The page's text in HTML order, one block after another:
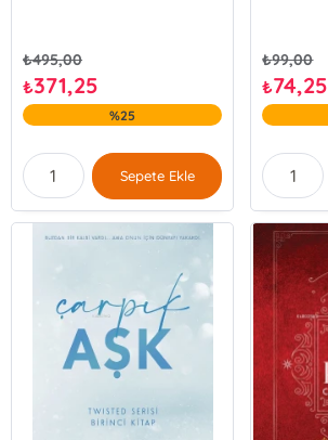
₺495,00
₺371,25
%25
Sepete Ekle
₺99,00
₺74,25